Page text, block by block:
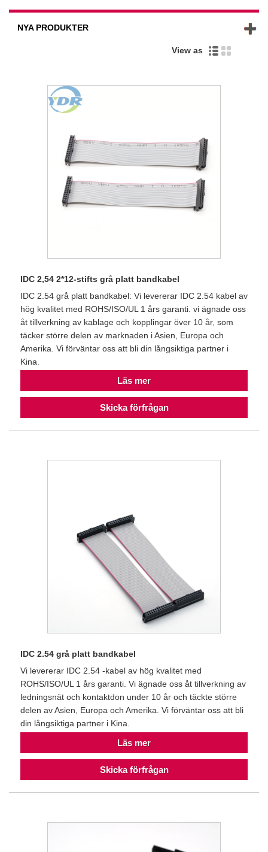
NYA PRODUKTER
View as
IDC 2,54 2*12-stifts grå platt bandkabel
IDC 2.54 grå platt bandkabel: Vi levererar IDC 2.54 kabel av
hög kvalitet med ROHS/ISO/UL 1 års garanti. vi ägnade oss
åt tillverkning av kablage och kopplingar över 10 år, som
täcker större delen av marknaden i Asien, Europa och
Amerika. Vi förväntar oss att bli din långsiktiga partner i
Kina.
Läs mer
Skicka förfrågan
IDC 2.54 grå platt bandkabel
Vi levererar IDC 2.54 -kabel av hög kvalitet med
ROHS/ISO/UL 1 års garanti. Vi ägnade oss åt tillverkning av
ledningsnät och kontaktdon under 10 år och täckte större
delen av Asien, Europa och Amerika. Vi förväntar oss att bli
din långsiktiga partner i Kina.
Läs mer
Skicka förfrågan